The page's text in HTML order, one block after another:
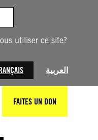
utiliser ce site?
العربية
FAITES UN DON